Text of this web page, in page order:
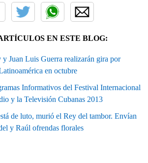
EN ESTE BLOG:
Juan Luis Guerra realizarán gira por
en octubre
Informativos del Festival Internacional
y la Televisión Cubanas 2013
de luto, murió el Rey del tambor. Envían
y Raúl ofrendas florales